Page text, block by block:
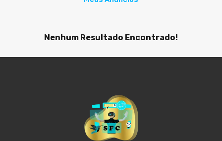
Nenhum Resultado Encontrado!